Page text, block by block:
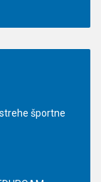
športne